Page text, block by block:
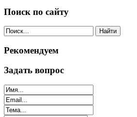
Поиск по сайту
Найти
Рекомендуем
Задать вопрос